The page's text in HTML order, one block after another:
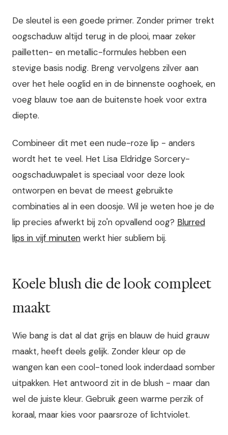
De sleutel is een goede primer. Zonder primer trekt
oogschaduw altijd terug in de plooi, maar zeker
pailletten- en metallic-formules hebben een
stevige basis nodig. Breng vervolgens zilver aan
over het hele ooglid en in de binnenste ooghoek, en
voeg blauw toe aan de buitenste hoek voor extra
diepte.
Combineer dit met een nude-roze lip - anders
wordt het te veel. Het Lisa Eldridge Sorcery-
oogschaduwpalet is speciaal voor deze look
ontworpen en bevat de meest gebruikte
combinaties al in een doosje. Wil je weten hoe je de
lip precies afwerkt bij zo'n opvallend oog? Blurred
lips in vijf minuten werkt hier subliem bij.
Koele blush die de look compleet
maakt
Wie bang is dat al dat grijs en blauw de huid grauw
maakt, heeft deels gelijk. Zonder kleur op de
wangen kan een cool-toned look inderdaad somber
uitpakken. Het antwoord zit in de blush - maar dan
wel de juiste kleur. Gebruik geen warme perzik of
koraal, maar kies voor paarsroze of lichtviolet.